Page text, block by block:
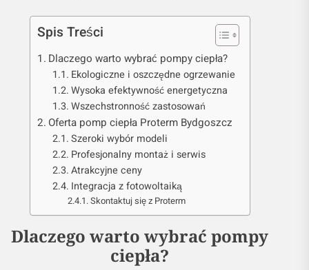
Spis Treści
Dlaczego warto wybrać pompy ciepła?
Ekologiczne i oszczędne ogrzewanie
Wysoka efektywność energetyczna
Wszechstronność zastosowań
Oferta pomp ciepła Proterm Bydgoszcz
Szeroki wybór modeli
Profesjonalny montaż i serwis
Atrakcyjne ceny
Integracja z fotowoltaiką
Skontaktuj się z Proterm
Dlaczego warto wybrać pompy
ciepła?